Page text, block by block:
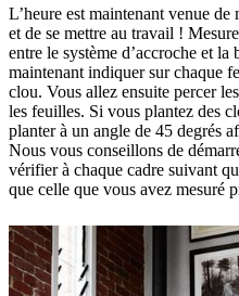
L’heure est maintenant venue
et de se mettre au travail !
entre le système d’accroche et
maintenant indiquer sur chaque
clou. Vous allez ensuite percer
les feuilles. Si vous plantez des
planter à un angle de 45 degrés
Nous vous conseillons de
vérifier à chaque cadre suivant
que celle que vous avez mesuré